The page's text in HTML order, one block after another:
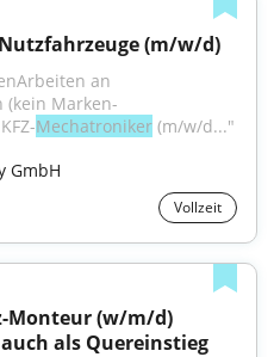
(m/w/d)
an
(kein Marken-
Mechatroniker (m/w/d..."
GmbH
Vollzeit
Monteur (w/m/d)
als Quereinstieg